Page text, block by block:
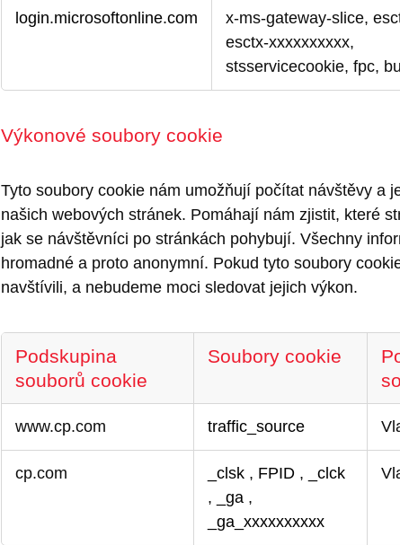
login.microsoftonline.com
x-ms-gateway-slice,
esctx-xxxxxxxxxx,
stsservicecookie, fpc,
Výkonové soubory cookie
Tyto soubory cookie nám umožňují počítat návštěvy a
našich webových stránek. Pomáhají nám zjistit, které
jak se návštěvníci po stránkách pohybují. Všechny
hromadné a proto anonymní. Pokud tyto soubory
navštívili, a nebudeme moci sledovat jejich výkon.
soubory
cookie
Podskupina
souborů cookie
Soubory cookie
www.cp.com traffic_source
cp.com _clsk , FPID ,
_clck
,
_ga ,
_ga_xxxxxxxxxx